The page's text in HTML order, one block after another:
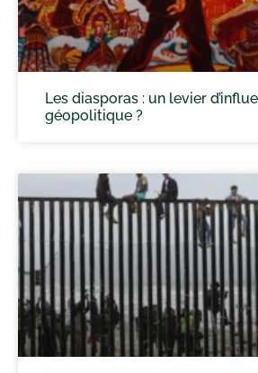
Les diasporas : un levier
géopolitique ?